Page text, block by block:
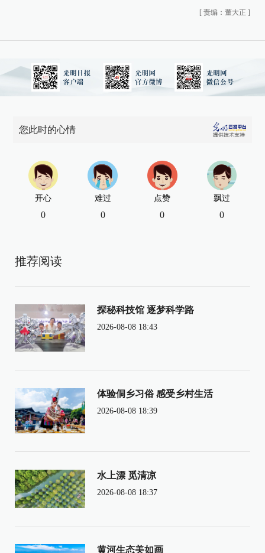
[ 责编：董大正 ]
您此时的心情
开心
0
难过
0
点赞
0
飘过
0
推荐阅读
探秘科技馆 逐梦科学路
2026-08-08 18:43
体验侗乡习俗 感受乡村生活
2026-08-08 18:39
水上漂 觅清凉
2026-08-08 18:37
黄河生态美如画